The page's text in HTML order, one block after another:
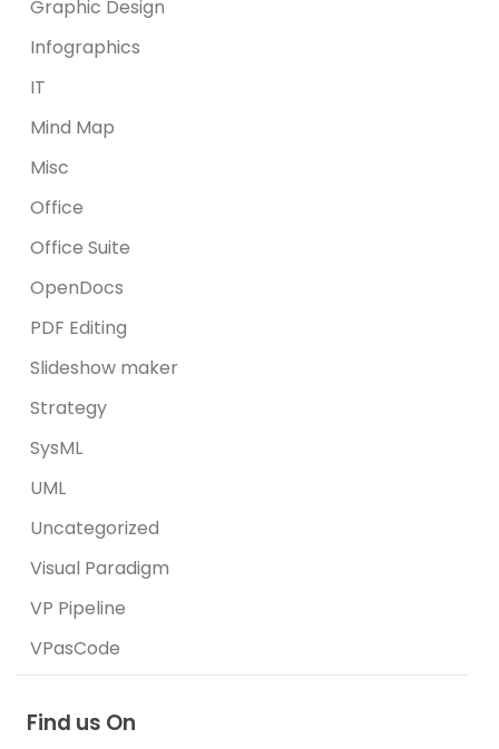
Graphic Design
Infographics
IT
Mind Map
Misc
Office
Office Suite
OpenDocs
PDF Editing
Slideshow maker
Strategy
SysML
UML
Uncategorized
Visual Paradigm
VP Pipeline
VPasCode
Find us On